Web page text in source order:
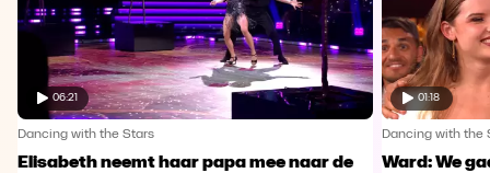
06:21
Dancing with the Stars
Elisabeth neemt haar papa mee naar de
01:18
Dancing with the
Ward: We